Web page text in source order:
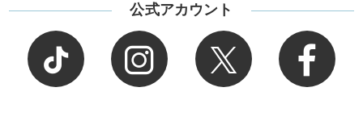
公式アカウント